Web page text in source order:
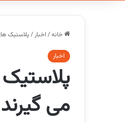
خانه/ اخبار/پلاستیک
اخبار
می گیرند